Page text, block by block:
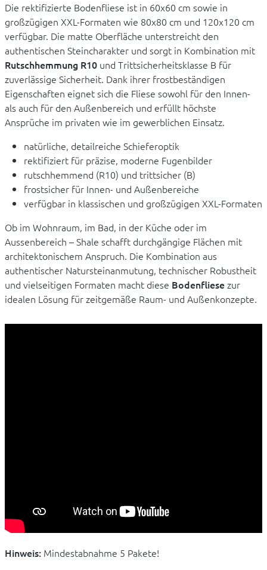
Die rektifizierte Bodenfliese ist in 60x60 cm sowie in
großzügigen XXL-Formaten wie 80x80 cm und 120x120 cm
verfügbar. Die matte Oberfläche unterstreicht den
authentischen Steincharakter und sorgt in Kombination mit
Rutschhemmung R10 und Trittsicherheitsklasse B für
zuverlässige Sicherheit. Dank ihrer frostbeständigen
Eigenschaften eignet sich die Fliese sowohl für den Innen-
als auch für den Außenbereich und erfüllt höchste
Ansprüche im privaten wie im gewerblichen Einsatz.
natürliche, detailreiche Schieferoptik
rektifiziert für präzise, moderne Fugenbilder
rutschhemmend (R10) und trittsicher (B)
frostsicher für Innen- und Außenbereiche
verfügbar in klassischen und großzügigen XXL-Formaten
Ob im Wohnraum, im Bad, in der Küche oder im
Aussenbereich – Shale schafft durchgängige Flächen mit
architektonischem Anspruch. Die Kombination aus
authentischer Natursteinanmutung, technischer Robustheit
und vielseitigen Formaten macht diese Bodenfliesezur
idealen Lösung für zeitgemäße Raum- und Außenkonzepte.
Hinweis: Mindestabnahme 5 Pakete!